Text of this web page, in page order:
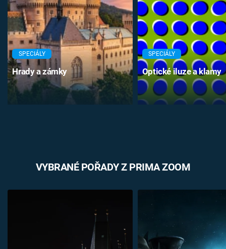
SPECIÁLY
Hrady a zámky
SPECIÁLY
Optické iluze a klamy
VYBRANÉ POŘADY Z PRIMA ZOOM